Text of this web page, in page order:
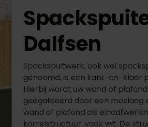
Dalfsen
Spackspuitwerk, ook wel
genoemd, is een kant-en-klaar
Hierbij wordt uw wand of plafond
geëgaliseerd door een meslaag
wand of plafond als
korrelstructuur, vaak wit. De